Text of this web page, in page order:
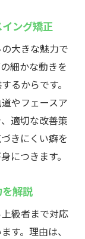
ング矯正
大きな魅力で
細かな動きを
るからです。
やフェースア
適切な改善策
きにくい癖を
につきます。
解説
級者まで対応
す。理由は、